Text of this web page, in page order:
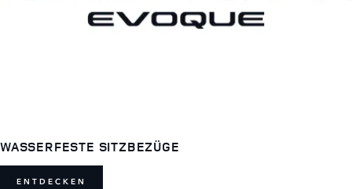
WASSERFESTE SITZBEZÜGE
ENTDECKEN